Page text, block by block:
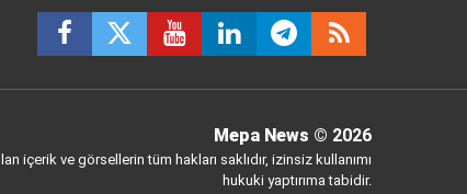
Mepa News © 2026
içerik ve görsellerin tüm hakları saklıdır, izinsiz kullanımı
hukuki yaptırıma tabidir.